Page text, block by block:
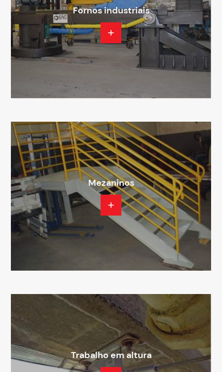
Fornos industriais
Mezaninos
Trabalho em altura